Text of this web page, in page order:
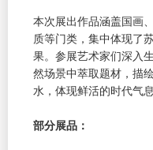
本次展出作品涵盖国画
质等门类，集中体现了
果。参展艺术家们深入
然场景中萃取题材，描
水，体现鲜活的时代气息
部分展品：